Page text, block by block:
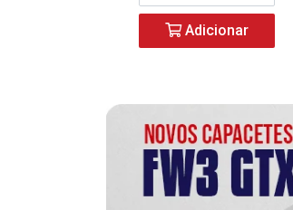
Adicionar